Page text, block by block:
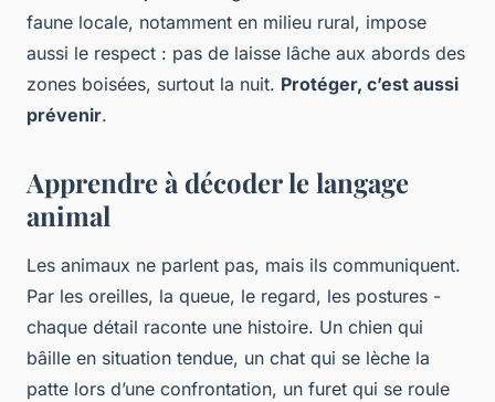
faune locale, notamment en milieu rural, impose
aussi le respect : pas de laisse lâche aux abords des
zones boisées, surtout la nuit. Protéger, c’est aussi
prévenir.
Apprendre à décoder le langage
animal
Les animaux ne parlent pas, mais ils communiquent.
Par les oreilles, la queue, le regard, les postures -
chaque détail raconte une histoire. Un chien qui
bâille en situation tendue, un chat qui se lèche la
patte lors d’une confrontation, un furet qui se roule